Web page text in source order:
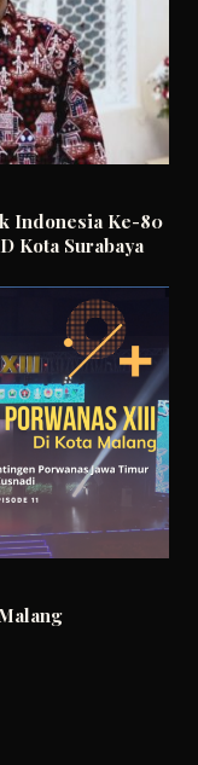
Indonesia Ke-80
Kota Surabaya